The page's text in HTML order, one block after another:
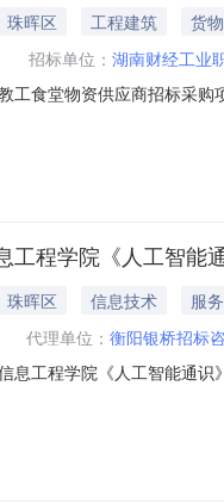
珠晖区 工程建筑
货物
招标单位： 湖南财经工业
工食堂物资供应商招标采
潜在供应商应在（衡阳市
工程学院《人工智能
珠晖区 信息技术
服务
代理单位： 衡阳银桥招标
息工程学院《人工智能通